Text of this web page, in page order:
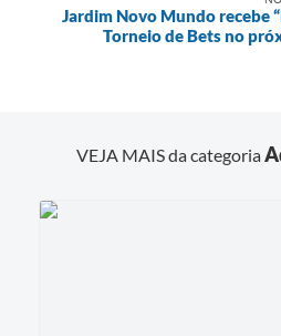
Jardim Novo Mundo recebe
Torneio de Bets no
VEJA MAIS da categoria